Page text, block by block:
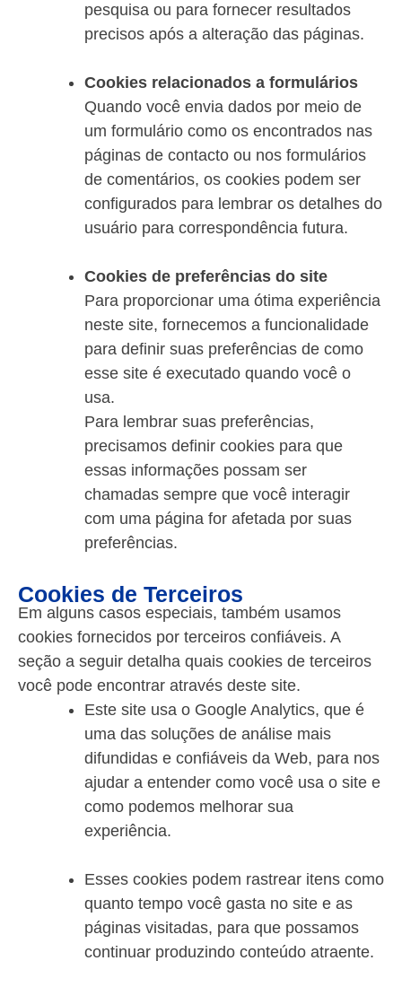
pesquisa ou para fornecer resultados
precisos após a alteração das páginas.
Cookies relacionados a formulários
Quando você envia dados por meio de
um formulário como os encontrados nas
páginas de contacto ou nos formulários
de comentários, os cookies podem ser
configurados para lembrar os detalhes do
usuário para correspondência futura.
Cookies de preferências do site
Para proporcionar uma ótima experiência
neste site, fornecemos a funcionalidade
para definir suas preferências de como
esse site é executado quando você o
usa.
Para lembrar suas preferências,
precisamos definir cookies para que
essas informações possam ser
chamadas sempre que você interagir
com uma página for afetada por suas
preferências.
Cookies de Terceiros
Em alguns casos especiais, também usamos
cookies fornecidos por terceiros confiáveis. A
seção a seguir detalha quais cookies de terceiros
você pode encontrar através deste site.
Este site usa o Google Analytics, que é
uma das soluções de análise mais
difundidas e confiáveis da Web, para nos
ajudar a entender como você usa o site e
como podemos melhorar sua
experiência.
Esses cookies podem rastrear itens como
quanto tempo você gasta no site e as
páginas visitadas, para que possamos
continuar produzindo conteúdo atraente.